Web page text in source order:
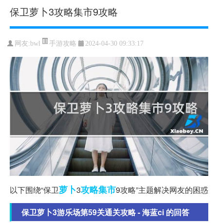
保卫萝卜3攻略集市9攻略
网友:bwl 手游攻略 2024-04-30 09:33:17
以下围绕“保卫萝卜3攻略集市9攻略”主题解决网友的困惑
保卫萝卜3游乐场第59关通关攻略 - 海蓝ci 的回答